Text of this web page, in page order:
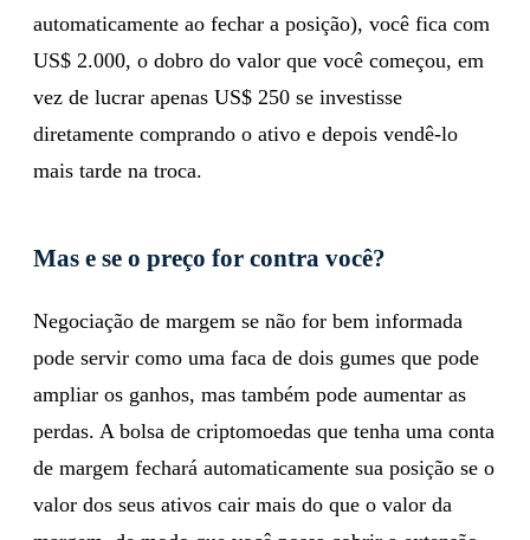
automaticamente ao fechar a posição), você fica com
US$ 2.000, o dobro do valor que você começou, em
vez de lucrar apenas US$ 250 se investisse
diretamente comprando o ativo e depois vendê-lo
mais tarde na troca.
Mas e se o preço for contra você?
Negociação de margem se não for bem informada
pode servir como uma faca de dois gumes que pode
ampliar os ganhos, mas também pode aumentar as
perdas. A bolsa de criptomoedas que tenha uma conta
de margem fechará automaticamente sua posição se o
valor dos seus ativos cair mais do que o valor da